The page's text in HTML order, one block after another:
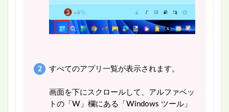
すべてのアプリ一覧が表示されます。
画面を下にスクロールして、アルファベッ
トの「W」欄にある「Windows ツール」